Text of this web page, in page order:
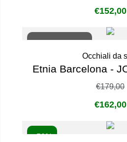
€152,00
Occhiali da
Etnia Barcelona -
€179,00
€162,00
- 50%